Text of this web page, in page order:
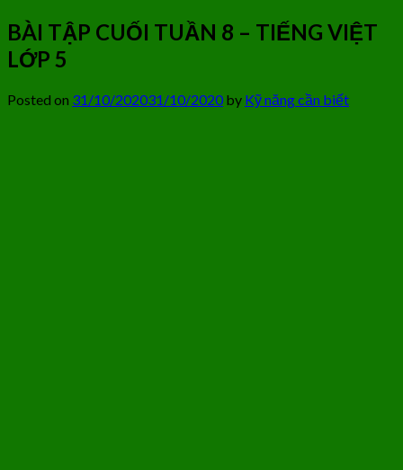
BÀI TẬP CUỐI TUẦN 8 – TIẾNG VIỆT
LỚP 5
Posted on 31/10/202031/10/2020by Kỹ năng cần biết